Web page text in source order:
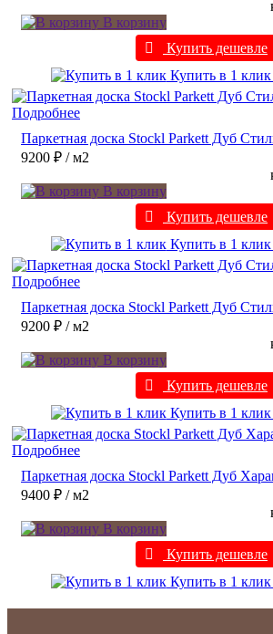
В корзину
Купить дешевле
Купить в 1 клик
Подробнее
Паркетная доска Stockl Parkett Дуб
9200 ₽ / м2
В корзину
Купить дешевле
Купить в 1 клик
Подробнее
Паркетная доска Stockl Parkett Дуб
9200 ₽ / м2
В корзину
Купить дешевле
Купить в 1 клик
Подробнее
Паркетная доска Stockl Parkett Дуб
9400 ₽ / м2
В корзину
Купить дешевле
Купить в 1 клик